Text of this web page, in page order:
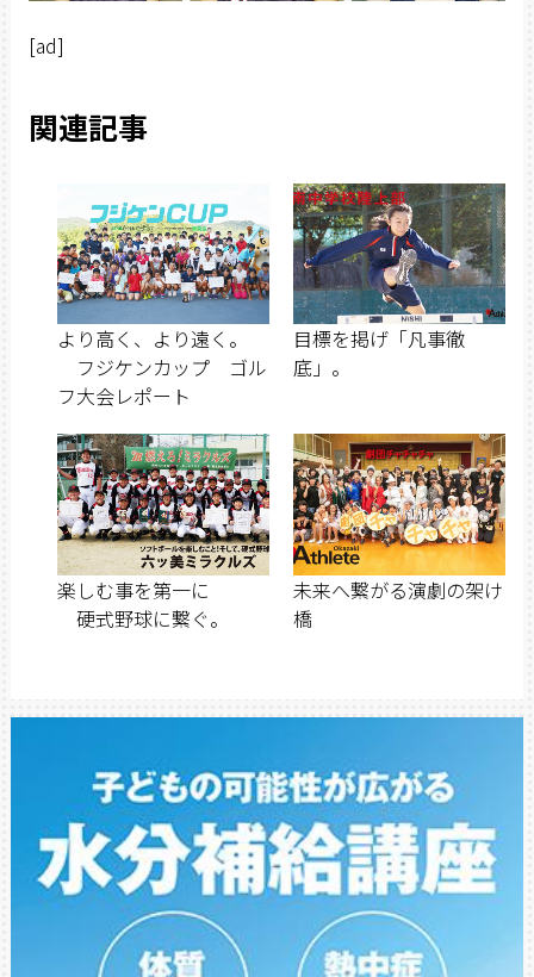
[ad]
関連記事
より高く、より遠く。
フジケンカップ ゴル
フ大会レポート
目標を掲げ「凡事徹
底」。
楽しむ事を第一に
硬式野球に繋ぐ。
未来へ繋がる演劇の架け
橋